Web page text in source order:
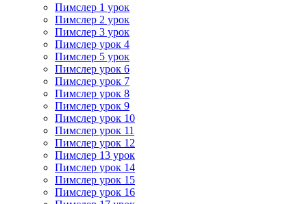
Пимслер 1 урок
Пимслер 2 урок
Пимслер 3 урок
Пимслер урок 4
Пимслер 5 урок
Пимслер урок 6
Пимслер урок 7
Пимслер урок 8
Пимслер урок 9
Пимслер урок 10
Пимслер урок 11
Пимслер урок 12
Пимслер 13 урок
Пимслер урок 14
Пимслер урок 15
Пимслер урок 16